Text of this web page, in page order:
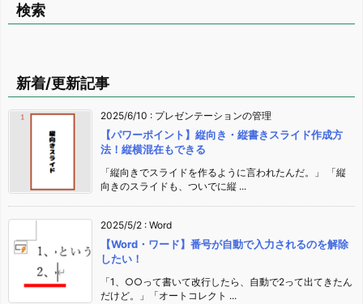
検索
新着/更新記事
2025/6/10 : プレゼンテーションの管理
【パワーポイント】縦向き・縦書きスライド作成方
法！縦横混在もできる
「縦向きでスライドを作るように言われたんだ。」 「縦
向きのスライドも、ついでに縦 ...
2025/5/2 : Word
【Word・ワード】番号が自動で入力されるのを解除
したい！
「1、○○って書いて改行したら、自動で2って出てきたん
だけど。」「オートコレクト ...